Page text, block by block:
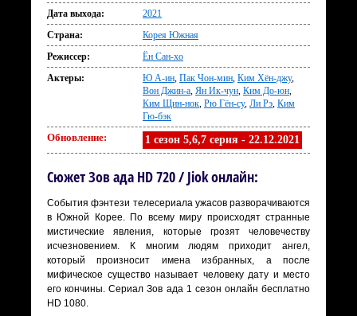
Дата выхода:
2021
Страна:
Корея Южная
Режиссер:
Ён Сан-хо
Актеры:
Ю А-ин, Пак Чон-мин, Ким Хён-джу,
Вон Джин-а, Ян Ик-чун, Ким До-юн,
Ким Щин-нок, Рю Гён-су, Ли Рэ, Ким
Гю-бэк
Обновление: 1 сезон 5,6,7 серия - 22.12.2021
Сюжет Зов ада HD 720 / Jiok онлайн:
События фэнтези телесериала ужасов разворачиваются
в Южной Корее. По всему миру происходят странные
мистические явления, которые грозят человечеству
исчезновением. К многим людям приходит ангел,
который произносит имена избранных, а после
мифическое существо называет человеку дату и место
его кончины. Сериал Зов ада 1 сезон онлайн бесплатно
HD 1080.